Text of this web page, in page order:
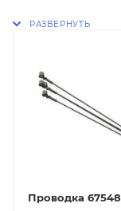
Проводка